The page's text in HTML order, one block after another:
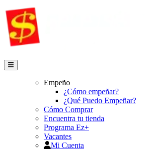
Empeño
¿Cómo empeñar?
¿Qué Puedo Empeñar?
Cómo Comprar
Encuentra tu tienda
Programa Ez+
Vacantes
Mi Cuenta